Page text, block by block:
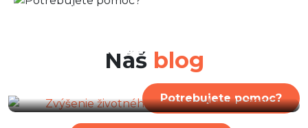
Potrebujete pomoc?
Náš blog
29. Júl 2026
od 1. júla 2026